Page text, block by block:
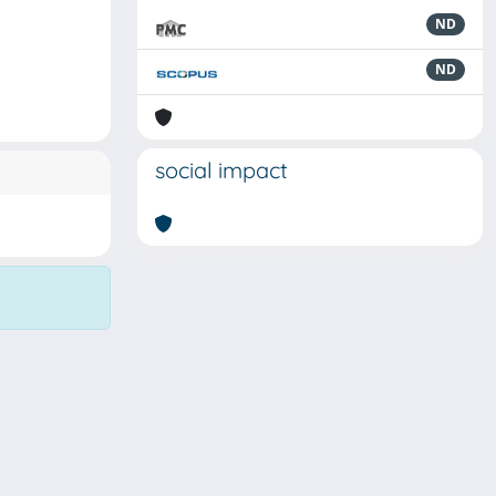
ND
ND
social impact